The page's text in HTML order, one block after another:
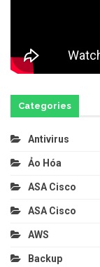
Categories
Antivirus
Ảo Hóa
ASA Cisco
ASA Cisco
AWS
Backup